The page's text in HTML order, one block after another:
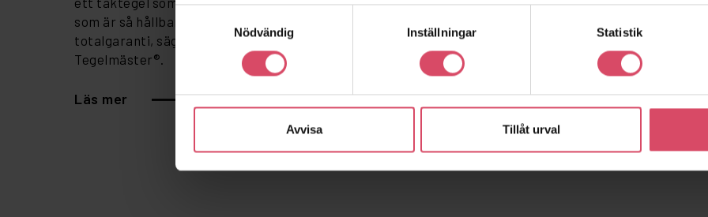
Nödvändig
Inställningar Statistik
Avvisa Tillåt urval
som är så hållbart att det omfattas av 30 års
totalgaranti, säger Catharina Holmström, vd för
Tegelmäster®.
Läs mer
på Tegelmäster®.